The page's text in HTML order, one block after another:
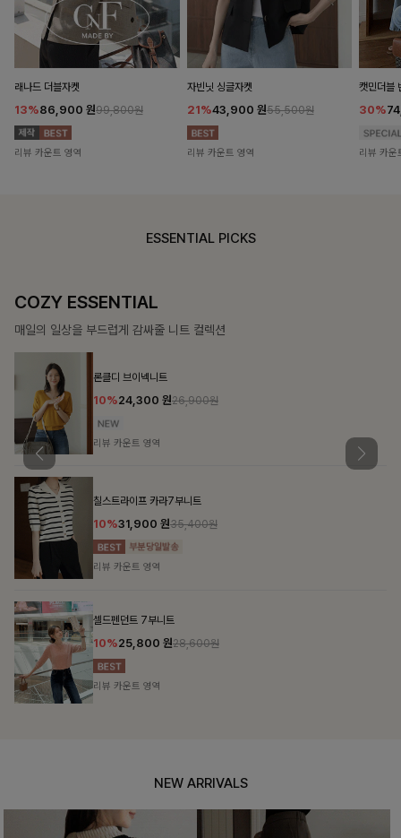
래나드 더블자켓
13%86,900 원99,800원
리뷰 카운트 영역
자빈닛 싱글자켓
21%43,900 원55,500원
리뷰 카운트 영역
캣민더블
30%
리뷰 카운
ESSENTIAL PICKS
COZY ESSENTIAL
매일의 일상을 부드럽게 감싸줄 니트 컬렉션
론클디 브이넥니트
10%24,300 원26,900원
리뷰 카운트 영역
칠스트라이프 카라7부니트
10%31,900 원35,400원
리뷰 카운트 영역
셀드펜던트 7부니트
10%25,800 원28,600원
리뷰 카운트 영역
NEW ARRIVALS